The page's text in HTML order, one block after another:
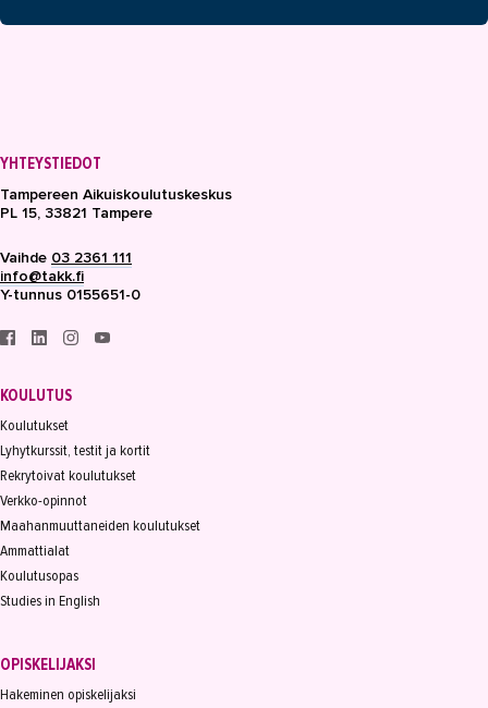
YHTEYSTIEDOT
Tampereen Aikuiskoulutuskeskus
PL 15, 33821 Tampere
Vaihde 03 2361 111
info@takk.fi
Y-tunnus 0155651-0
KOULUTUS
Koulutukset
Lyhytkurssit, testit ja kortit
Rekrytoivat koulutukset
Verkko-opinnot
Maahanmuuttaneiden koulutukset
Ammattialat
Koulutusopas
Studies in English
OPISKELIJAKSI
Hakeminen opiskelijaksi